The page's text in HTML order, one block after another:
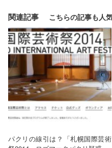
関連記事
パクリの線引は？「札幌国際芸術